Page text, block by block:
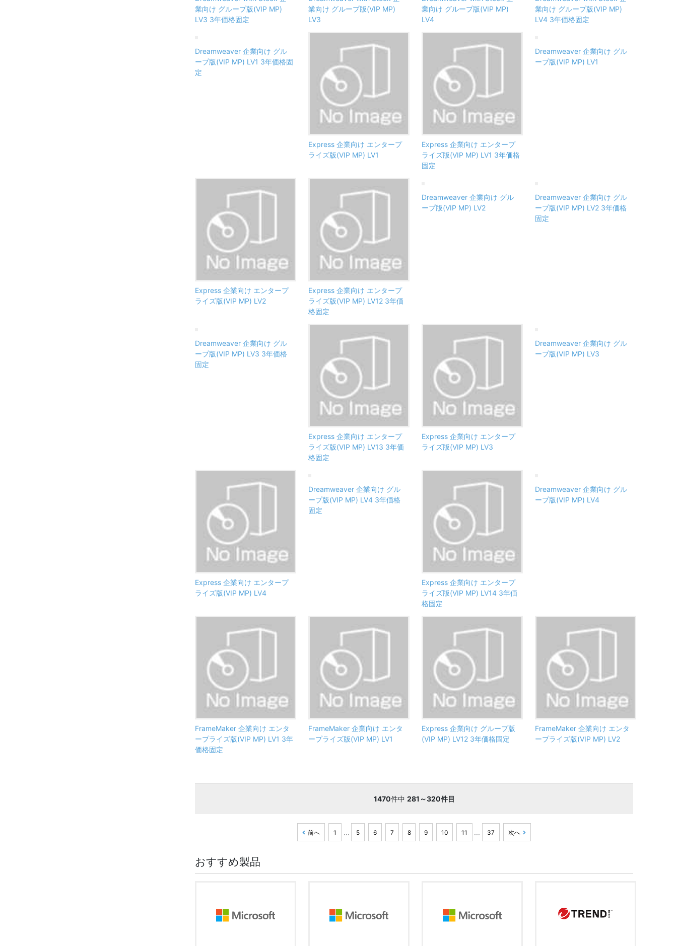
業向け グループ版(VIP MP)
LV3 3年価格固定
業向け グループ版(VIP MP)
LV3
業向け グループ版(VIP MP)
LV4
業向け グループ版(VIP MP)
LV4 3年価格固定
Dreamweaver 企業向け グル
ープ版(VIP MP) LV1 3年価格固
定
Express 企業向け エンタープ
ライズ版(VIP MP) LV1
Express 企業向け エンタープ
ライズ版(VIP MP) LV1 3年価格
固定
Dreamweaver 企業向け グル
ープ版(VIP MP) LV1
Express 企業向け エンタープ
ライズ版(VIP MP) LV2
Express 企業向け エンタープ
ライズ版(VIP MP) LV12 3年価
格固定
Dreamweaver 企業向け グル
ープ版(VIP MP) LV2
Dreamweaver 企業向け グル
ープ版(VIP MP) LV2 3年価格
固定
Dreamweaver 企業向け グル
ープ版(VIP MP) LV3 3年価格
固定
Express 企業向け エンタープ
ライズ版(VIP MP) LV13 3年価
格固定
Express 企業向け エンタープ
ライズ版(VIP MP) LV3
Dreamweaver 企業向け グル
ープ版(VIP MP) LV3
Express 企業向け エンタープ
ライズ版(VIP MP) LV4
Dreamweaver 企業向け グル
ープ版(VIP MP) LV4 3年価格
固定
Express 企業向け エンタープ
ライズ版(VIP MP) LV14 3年価
格固定
Dreamweaver 企業向け グル
ープ版(VIP MP) LV4
FrameMaker 企業向け エンタ
ープライズ版(VIP MP) LV1 3年
価格固定
FrameMaker 企業向け エンタ
ープライズ版(VIP MP) LV1
Express 企業向け グループ版
(VIP MP) LV12 3年価格固定
FrameMaker 企業向け エンタ
ープライズ版(VIP MP) LV2
1470件中 281～320件目
前へ 1 ... 5 6 7 8 9 10 11 ... 37 次へ
おすすめ製品